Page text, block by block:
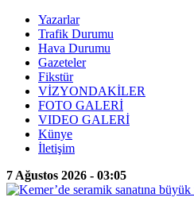
Yazarlar
Trafik Durumu
Hava Durumu
Gazeteler
Fikstür
VİZYONDAKİLER
FOTO GALERİ
VIDEO GALERİ
Künye
İletişim
7 Ağustos 2026 - 03:05